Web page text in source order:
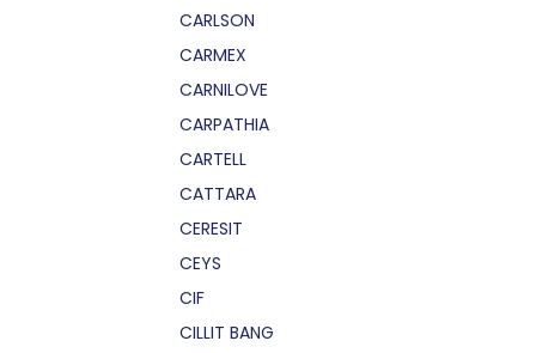
CARLSON
CARMEX
CARNILOVE
CARPATHIA
CARTELL
CATTARA
CERESIT
CEYS
CIF
CILLIT BANG